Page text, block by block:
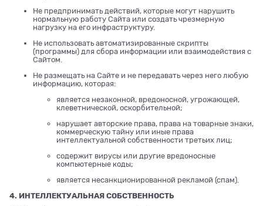
Не предпринимать действий, которые могут нарушить
нормальную работу Сайта или создать чрезмерную
нагрузку на его инфраструктуру.
Не использовать автоматизированные скрипты
(программы) для сбора информации или взаимодействия с
Сайтом.
Не размещать на Сайте и не передавать через него любую
информацию, которая:
является незаконной, вредоносной, угрожающей,
клеветнической, оскорбительной;
нарушает авторские права, права на товарные знаки,
коммерческую тайну или иные права
интеллектуальной собственности третьих лиц;
содержит вирусы или другие вредоносные
компьютерные коды;
является несанкционированной рекламой (спам).
4. ИНТЕЛЛЕКТУАЛЬНАЯ СОБСТВЕННОСТЬ